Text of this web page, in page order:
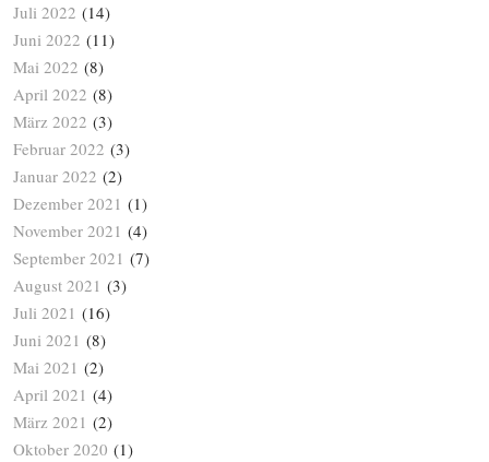
Juli 2022 (14)
Juni 2022 (11)
Mai 2022 (8)
April 2022 (8)
März 2022 (3)
Februar 2022 (3)
Januar 2022 (2)
Dezember 2021 (1)
November 2021 (4)
September 2021 (7)
August 2021 (3)
Juli 2021 (16)
Juni 2021 (8)
Mai 2021 (2)
April 2021 (4)
März 2021 (2)
Oktober 2020 (1)